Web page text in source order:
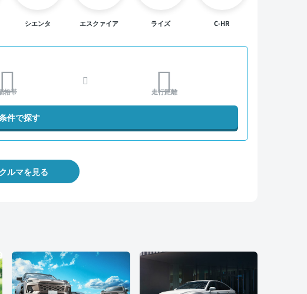
シエンタ エスクァイア ライズ C-HR
格帯 走行距離
件で探す
ルマを見る